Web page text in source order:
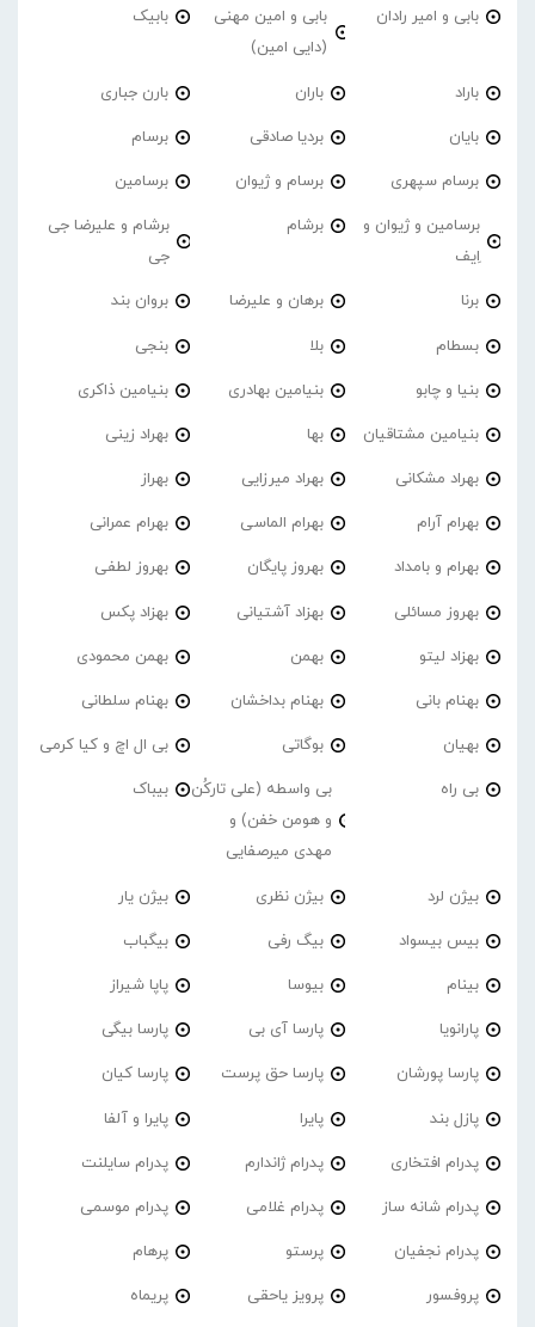
بابی و امیر رادان
بابی و امین مهنی
(دایی امین)
بابیک
باراد باران بارن جباری
بایان بردیا صادقی برسام
برسام سپهری برسام و ژیوان برسامین
برسامین و ژیوان و
اِیف
برشام
برشام و علیرضا جی
جی
برنا برهان و علیرضا بروان بند
بسطام بلا بنجی
بنیا و چابو بنیامین بهادری بنیامین ذاکری
بنیامین مشتاقیان بها بهراد زینی
بهراد مشکانی بهراد میرزایی بهراز
بهرام آرام بهرام الماسی بهرام عمرانی
بهرام و بامداد بهروز پایگان بهروز لطفی
بهروز مسائلی بهزاد آشتیانی بهزاد پکس
بهزاد لیتو بهمن بهمن محمودی
بهنام بانی بهنام بداخشان بهنام سلطانی
بهیان بوگاتی بی ال اچ و کیا کرمی
بی راه
بی واسطه (علی تارکُن
و هومن خفن) و
مهدی میرصفایی
بیباک
بیژن لرد بیژن نظری بیژن یار
بیس بیسواد بیگ رفی بیگباب
بینام بیوسا پاپا شیراز
پارانویا پارسا آی بی پارسا بیگی
پارسا پورشان پارسا حق پرست پارسا کیان
پازل بند پایرا پایرا و آلفا
پدرام افتخاری پدرام ژاندارم پدرام‌ سایلنت
پدرام شانه ساز پدرام غلامی پدرام موسمی
پدرام نجفیان پرستو پرهام
پروفسور پرویز یاحقی پریماه